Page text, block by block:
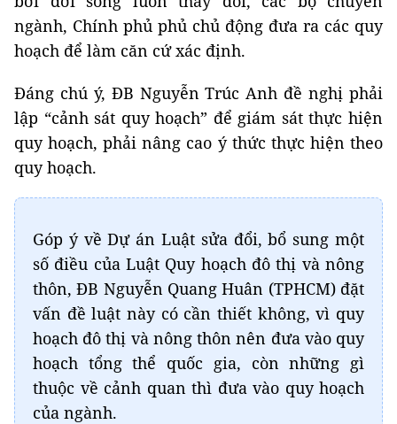
ngành, Chính phủ phủ chủ động đưa ra các quy
hoạch để làm căn cứ xác định.
Đáng chú ý, ĐB Nguyễn Trúc Anh đề nghị phải
lập “cảnh sát quy hoạch” để giám sát thực hiện
quy hoạch, phải nâng cao ý thức thực hiện theo
quy hoạch.
Góp ý về Dự án Luật sửa đổi, bổ sung một
số điều của Luật Quy hoạch đô thị và nông
thôn, ĐB Nguyễn Quang Huân (TPHCM) đặt
vấn đề luật này có cần thiết không, vì quy
hoạch đô thị và nông thôn nên đưa vào quy
hoạch tổng thể quốc gia, còn những gì
thuộc về cảnh quan thì đưa vào quy hoạch
của ngành.